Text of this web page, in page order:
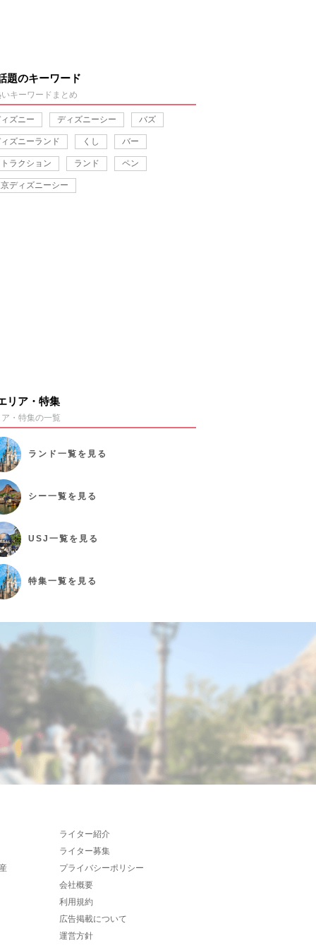
題のキーワード
キーワードまとめ
ズニー ディズニーシー バズ
ズニーランド くし バー
ラクション ランド ペン
ディズニーシー
リア・特集
・特集の一覧
ランド 一覧を見る
シー一覧を見る
USJ 一覧を見る
特集一覧を見る
ライター紹介
ライター募集
プライバシーポリシー
会社概要
利用規約
広告掲載について
運営方針